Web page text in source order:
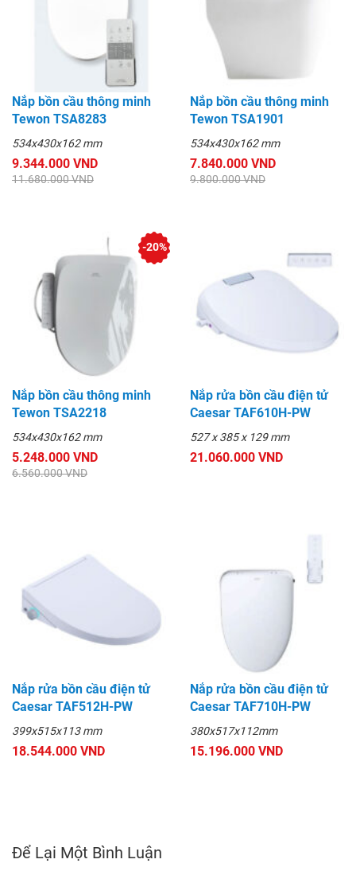
Nắp bồn cầu thông minh
Tewon TSA8283
534x430x162 mm
9.344.000 VND
11.680.000 VND
Nắp bồn cầu thông minh
Tewon TSA1901
534x430x162 mm
7.840.000 VND
9.800.000 VND
Nắp bồn cầu thông minh
Tewon TSA2218
534x430x162 mm
5.248.000 VND
6.560.000 VND
-20%
Nắp rửa bồn cầu điện tử
Caesar TAF610H-PW
527 x 385 x 129 mm
21.060.000 VND
Nắp rửa bồn cầu điện tử
Caesar TAF512H-PW
399x515x113 mm
18.544.000 VND
Nắp rửa bồn cầu điện tử
Caesar TAF710H-PW
380x517x112mm
15.196.000 VND
Để Lại Một Bình Luận